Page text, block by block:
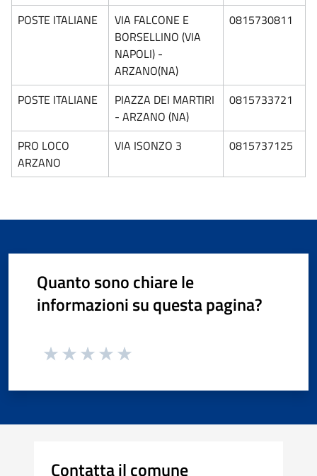
POSTE ITALIANE
VIA FALCONE E
BORSELLINO (VIA
NAPOLI) -
ARZANO(NA)
0815730811
POSTE ITALIANE
PIAZZA DEI MARTIRI
- ARZANO (NA)
0815733721
PRO LOCO
ARZANO
VIA ISONZO 3 0815737125
Quanto sono chiare le
informazioni su questa pagina?
Contatta il comune